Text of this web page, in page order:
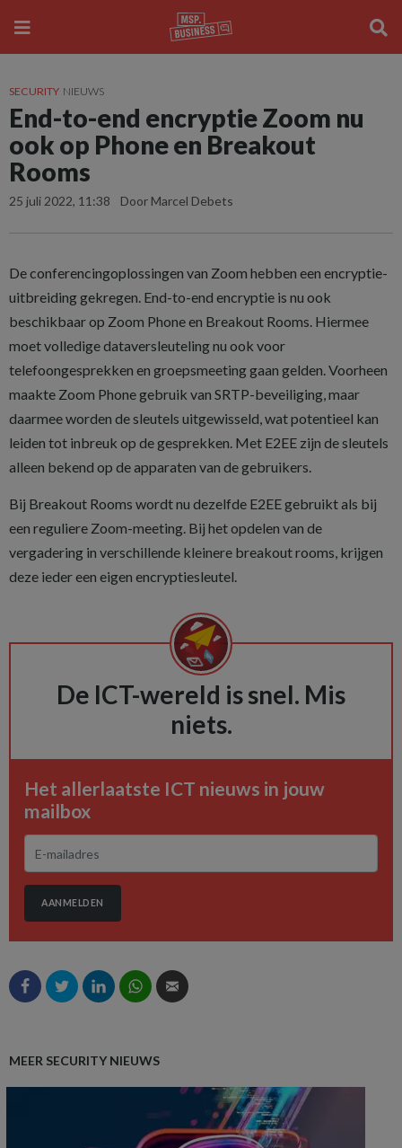
SECURITY NIEUWS
End-to-end encryptie Zoom nu
ook op Phone en Breakout
Rooms
25 juli 2022, 11:38 Door Marcel Debets
De conferencingoplossingen van Zoom hebben een encryptie-
uitbreiding gekregen. End-to-end encryptie is nu ook
beschikbaar op Zoom Phone en Breakout Rooms. Hiermee
moet volledige dataversleuteling nu ook voor
telefoongesprekken en groepsmeeting gaan gelden. Voorheen
maakte Zoom Phone gebruik van SRTP-beveiliging, maar
daarmee worden de sleutels uitgewisseld, wat potentieel kan
leiden tot inbreuk op de gesprekken. Met E2EE zijn de sleutels
alleen bekend op de apparaten van de gebruikers.
Bij Breakout Rooms wordt nu dezelfde E2EE gebruikt als bij
een reguliere Zoom-meeting. Bij het opdelen van de
vergadering in verschillende kleinere breakout rooms, krijgen
deze ieder een eigen encryptiesleutel.
De ICT-wereld is snel. Mis
niets.
Het allerlaatste ICT nieuws in jouw
mailbox
AANMELDEN
MEER SECURITY NIEUWS